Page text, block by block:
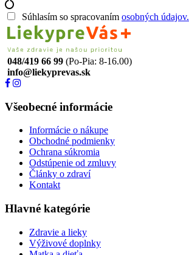
Súhlasím so spracovaním osobných údajov.
048/419 66 99 (Po-Pia: 8-16.00)
info@liekyprevas.sk
Všeobecné informácie
Informácie o nákupe
Obchodné podmienky
Ochrana súkromia
Odstúpenie od zmluvy
Články o zdraví
Kontakt
Hlavné kategórie
Zdravie a lieky
Výživové doplnky